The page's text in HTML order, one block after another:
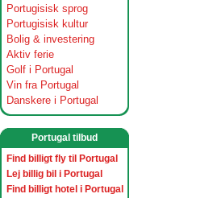
Portugisisk sprog
Portugisisk kultur
Bolig & investering
Aktiv ferie
Golf i Portugal
Vin fra Portugal
Danskere i Portugal
Portugal tilbud
Find billigt fly til Portugal
Lej billig bil i Portugal
Find billigt hotel i Portugal